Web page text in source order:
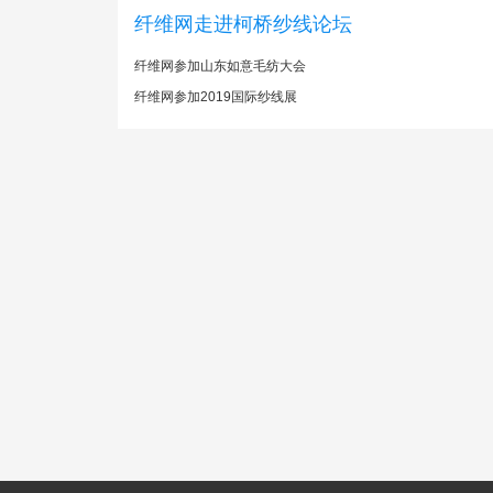
纤维网走进柯桥纱线论坛
纤维网参加山东如意毛纺大会
纤维网参加2019国际纱线展